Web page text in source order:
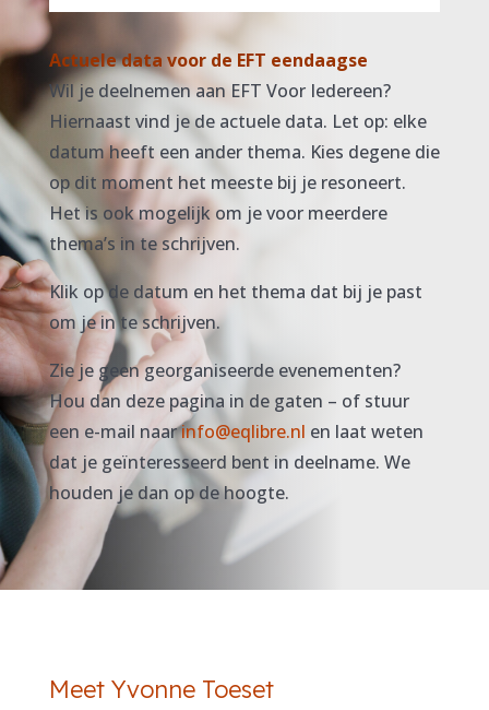
Actuele data voor de EFT eendaagse
Wil je deelnemen aan EFT Voor Iedereen?
Hiernaast vind je de actuele data. Let op: elke
datum heeft een ander thema. Kies degene die
op dit moment het meeste bij je resoneert.
Het is ook mogelijk om je voor meerdere
thema’s in te schrijven.
Klik op de datum en het thema dat bij je past
om je in te schrijven.
Zie je geen georganiseerde evenementen?
Hou dan deze pagina in de gaten – of stuur
een e-mail naarinfo@eqlibre.nl en laat weten
dat je geïnteresseerd bent in deelname. We
houden je dan op de hoogte.
Meet Yvonne Toeset